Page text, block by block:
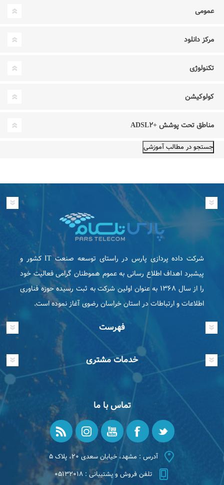
عمومی
مرکز دانلود
تکنولوژی
کولوکیشن
مناطق تحت پوشش +ADSL۲
شرکت داده پردازی پارس در راستای توسعه صنعت IT كشور و
پیشبرد اهداف اطلاع رسانی به عموم هموطنان گرامی فعاليت خود
را از سال ۱۳۶۸ به عنوان اولین شرکت به ثبت رسیده حوزه فناوری
اطلاعات و ارتباطات در استان خراسان رضوی آغاز نموده است.
فهرست
خدمات مشتری
تماس با ما
آدرس : مشهد، خیابان سعدی ۲۰، پلاک ۵
تلفن فروش و پشتیبانی : ۰۵۱۳۲۰۱۸